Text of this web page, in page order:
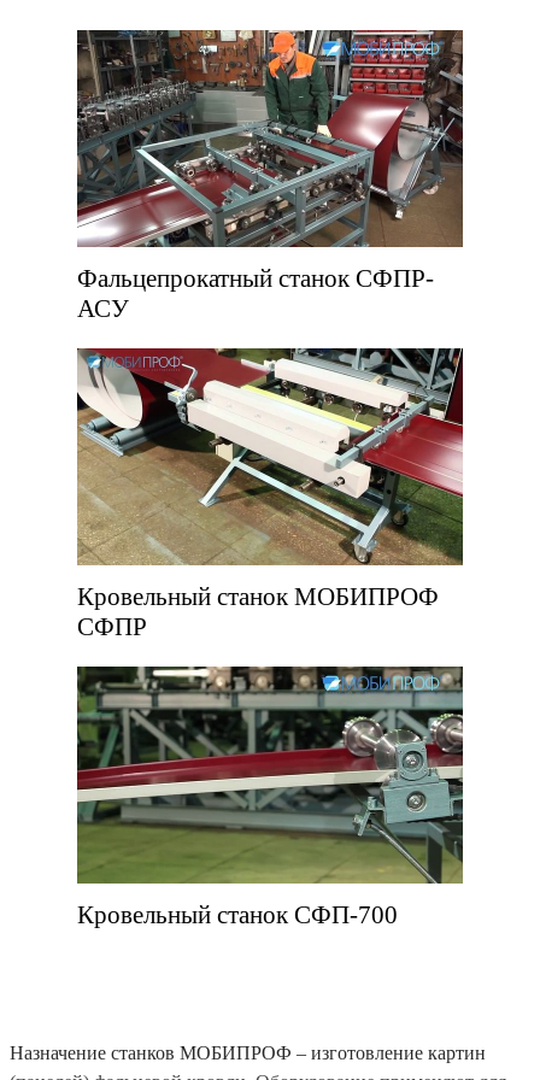
Назначение станков МОБИПРОФ – изготовление картин
Фальцепрокатный станок СФПР-
АСУ
Кровельный станок МОБИПРОФ
СФПР
Кровельный станок СФП-700